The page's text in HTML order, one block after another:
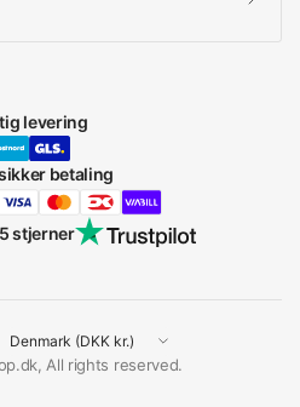
levering
betaling
stjerner
Update
country/region
All rights reserved.